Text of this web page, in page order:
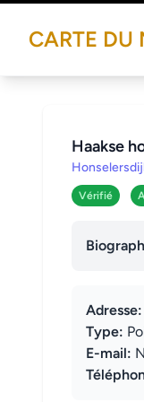
CARTE DU
Haakse
Vérifié
Adresse:
Type:
E-mail: